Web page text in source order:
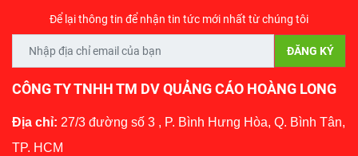
Để lại thông tin để nhận tin tức mới nhất từ chúng tôi
CÔNG TY TNHH TM DV QUẢNG CÁO HOÀNG LONG
Địa chỉ: 27/3 đường số 3 , P. Bình Hưng Hòa, Q. Bình Tân,
TP. HCM